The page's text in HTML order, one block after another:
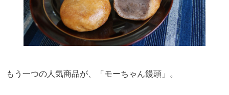
もう一つの人気商品が、「モーちゃん饅頭」。